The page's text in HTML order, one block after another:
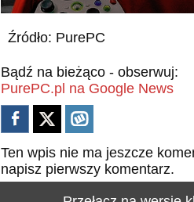
Źródło: PurePC
Bądź na bieżąco - obserwuj:
PurePC.pl na Google News
Ten wpis nie ma jeszcze
napisz pierwszy komentarz.